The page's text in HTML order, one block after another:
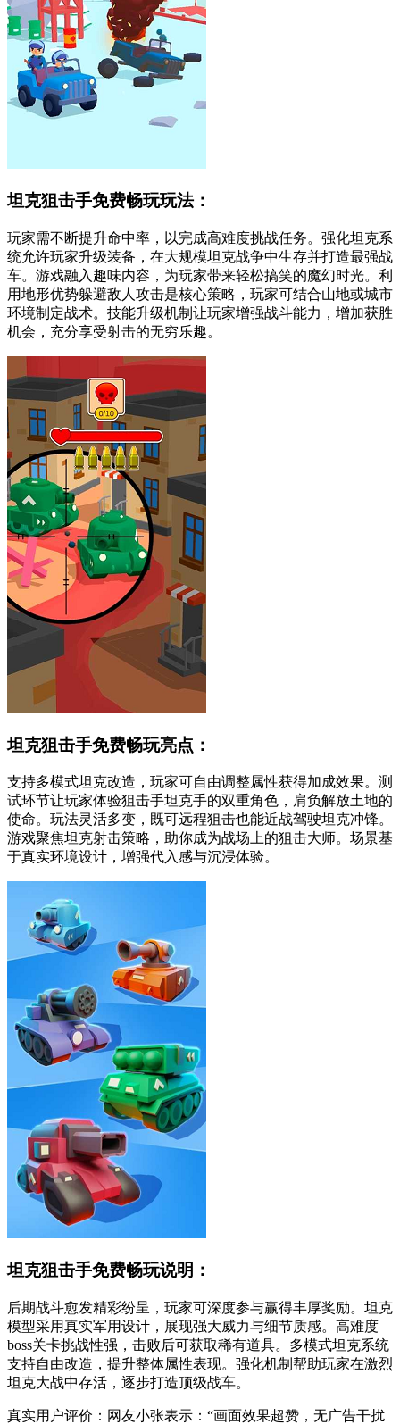
坦克狙击手免费畅玩玩法：
玩家需不断提升命中率，以完成高难度挑战任务。强化坦克系
统允许玩家升级装备，在大规模坦克战争中生存并打造最强战
车。游戏融入趣味内容，为玩家带来轻松搞笑的魔幻时光。利
用地形优势躲避敌人攻击是核心策略，玩家可结合山地或城市
环境制定战术。技能升级机制让玩家增强战斗能力，增加获胜
机会，充分享受射击的无穷乐趣。
坦克狙击手免费畅玩亮点：
支持多模式坦克改造，玩家可自由调整属性获得加成效果。测
试环节让玩家体验狙击手坦克手的双重角色，肩负解放土地的
使命。玩法灵活多变，既可远程狙击也能近战驾驶坦克冲锋。
游戏聚焦坦克射击策略，助你成为战场上的狙击大师。场景基
于真实环境设计，增强代入感与沉浸体验。
坦克狙击手免费畅玩说明：
后期战斗愈发精彩纷呈，玩家可深度参与赢得丰厚奖励。坦克
模型采用真实军用设计，展现强大威力与细节质感。高难度
boss关卡挑战性强，击败后可获取稀有道具。多模式坦克系统
支持自由改造，提升整体属性表现。强化机制帮助玩家在激烈
坦克大战中存活，逐步打造顶级战车。
真实用户评价：网友小张表示：“画面效果超赞，无广告干扰